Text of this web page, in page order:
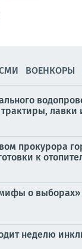
ВОЕНКОРЫ
прокурора
к
о выборах»
неделю